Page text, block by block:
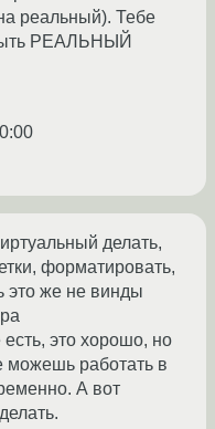
реальный). Тебе
РЕАЛЬНЫЙ
делать,
форматировать,
это же не винды
это хорошо, но
можешь работать в
А вот